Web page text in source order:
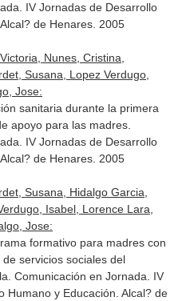
IV Jornadas de Desarrollo
de Henares. 2005
Nunes, Cristina,
Susana, Lopez Verdugo,
Jose:
sanitaria durante la primera
apoyo para las madres.
IV Jornadas de Desarrollo
de Henares. 2005
Susana, Hidalgo Garcia,
Isabel, Lorence Lara,
Jose:
formativo para madres con
servicios sociales del
Comunicación en Jornada. IV
Humano y Educación. Alcal? de